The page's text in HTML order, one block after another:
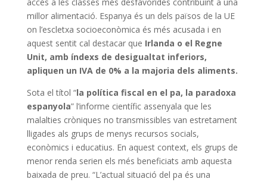
millor alimentació. Espanya és un dels països de la UE
on l’escletxa socioeconòmica és més acusada i en
aquest sentit cal destacar que Irlanda o el Regne
Unit, amb índexs de desigualtat inferiors,
apliquen un IVA de 0% a la majoria dels aliments.
Sota el títol “la política fiscal en el pa, la paradoxa
espanyola” l’informe científic assenyala que les
malalties cròniques no transmissibles van estretament
lligades als grups de menys recursos socials,
econòmics i educatius. En aquest context, els grups de
menor renda serien els més beneficiats amb aquesta
baixada de preu. “L’actual situació del pa és una